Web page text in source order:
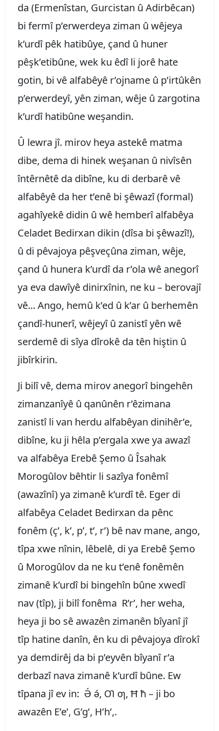
da (Ermenîstan, Gurcistan û Adirbêcan)
bi fermî p’erwerdeya ziman û wêjeya
k’urdî pêk hatibûye, çand û huner
pêşk’etibûne, wek ku êdî li jorê hate
gotin, bi vê alfabêyê r’ojname û p’irtûkên
p’erwerdeyî, yên ziman, wêje û zargotina
k’urdî hatibûne weşandin.
Û lewra jî. mirov heya astekê matma
dibe, dema di hinek weşanan û nivîsên
întêrnêtê da dibîne, ku di derbarê vê
alfabêyê da her t’enê bi şêwazî (formal)
agahîyekê didin û wê hemberî alfabêya
Celadet Bedirxan dikin (dîsa bi şêwazî!),
û di pêvajoya pêşveçûna ziman, wêje,
çand û hunera k’urdî da r’ola wê anegorî
ya eva dawîyê dinirxînin, ne ku – berovajî
vê... Ango, hemû k’ed û k’ar û berhemên
çandî-hunerî, wêjeyî û zanistî yên wê
serdemê di sîya dîrokê da tên hiştin û
jibîrkirin.
Ji bilî vê, dema mirov anegorî bingehên
zimanzanîyê û qanûnên r’êzimana
zanistî li van herdu alfabêyan dinihêr’e,
dibîne, ku ji hêla p’ergala xwe ya awazî
va alfabêya Erebê Şemo û Îsahak
Morogûlov bêhtir li sazîya fonêmî
(awazînî) ya zimanê k’urdî tê. Eger di
alfabêya Celadet Bedirxan da pênc
fonêm (ç’, k’, p’, t’, r’) bê nav mane, ango,
tîpa xwe nînin, lêbelê, di ya Erebê Şemo
û Morogûlov da ne ku t’enê fonêmên
zimanê k’urdî bi bingehîn bûne xwedî
nav (tîp), ji bilî fonêma R’r’, her weha,
heya ji bo sê awazên zimanên bîyanî jî
tîp hatine danîn, ên ku di pêvajoya dîrokî
ya demdirêj da bi p’eyvên bîyanî r’a
derbazî nava zimanê k’urdî bûne. Ew
tîpana jî ev in: Ә́ ә́, Ƣ ƣ, Ħ ħ – ji bo
awazên E’e’, G’g’, H’h’,.